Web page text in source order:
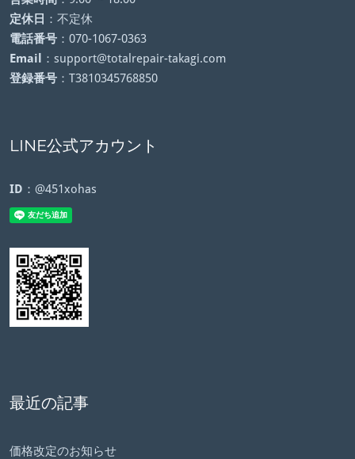
定休日 ：不定休
電話番号 ：070-1067-0363
Email
：support@totalrepair-takagi.com
登録番号 ：T3810345768850
LINE公式アカウント
ID ：@451xohas
最近の記事
価格改定のお知らせ